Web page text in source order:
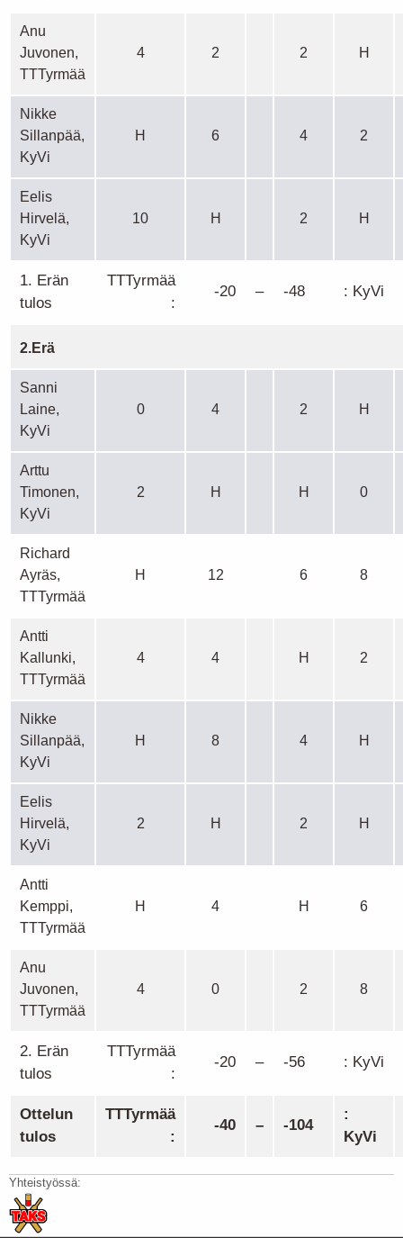
Anu
Juvonen,
TTTyrmää
4 2 2 H
Nikke
Sillanpää,
KyVi
H 6 4 2
Eelis
Hirvelä,
KyVi
10 H 2 H
1. Erän
tulos
TTTyrmää
:
-20 – -48 : KyVi
2.Erä
Sanni
Laine,
KyVi
0 4 2 H
Arttu
Timonen,
KyVi
2 H H 0
Richard
Ayräs,
TTTyrmää
H 12 6 8
Antti
Kallunki,
TTTyrmää
4 4 H 2
Nikke
Sillanpää,
KyVi
H 8 4 H
Eelis
Hirvelä,
KyVi
2 H 2 H
Antti
Kemppi,
TTTyrmää
H 4 H 6
Anu
Juvonen,
TTTyrmää
4 0 2 8
2. Erän
tulos
TTTyrmää
:
-20 – -56 : KyVi
Ottelun
tulos
TTTyrmää
:
-40 – -104
:
KyVi
Yhteistyössä: